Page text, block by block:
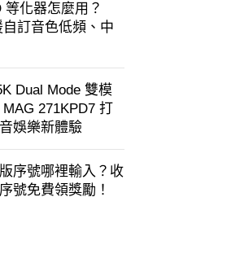
等化器怎麼用？
訂音色低頻、中
Dual Mode 雙模
271KPD7 打
娛樂新體驗
序號哪裡輸入？收
號免費領獎勵！